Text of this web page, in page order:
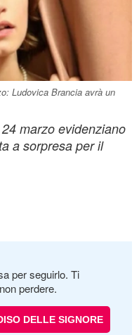
Ludovica Brancia avrà un
marzo evidenziano
a sorpresa per il
per seguirlo. Ti
perdere.
DELLE SIGNORE